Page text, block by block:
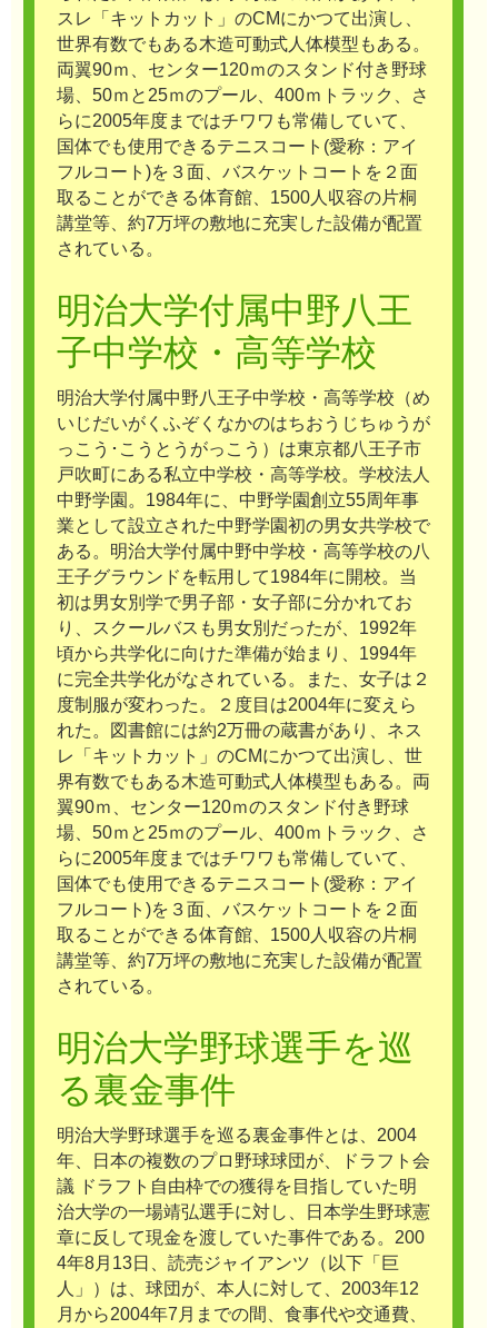
スレ「キットカット」のCMにかつて出演し、
世界有数でもある木造可動式人体模型もある。
両翼90ｍ、センター120ｍのスタンド付き野球
場、50ｍと25ｍのプール、400ｍトラック、さ
らに2005年度まではチワワも常備していて、
国体でも使用できるテニスコート(愛称：アイ
フルコート)を３面、バスケットコートを２面
取ることができる体育館、1500人収容の片桐
講堂等、約7万坪の敷地に充実した設備が配置
されている。
明治大学付属中野八王
子中学校・高等学校
明治大学付属中野八王子中学校・高等学校（め
いじだいがくふぞくなかのはちおうじちゅうが
っこう･こうとうがっこう）は東京都八王子市
戸吹町にある私立中学校・高等学校。学校法人
中野学園。1984年に、中野学園創立55周年事
業として設立された中野学園初の男女共学校で
ある。明治大学付属中野中学校・高等学校の八
王子グラウンドを転用して1984年に開校。当
初は男女別学で男子部・女子部に分かれてお
り、スクールバスも男女別だったが、1992年
頃から共学化に向けた準備が始まり、1994年
に完全共学化がなされている。また、女子は２
度制服が変わった。２度目は2004年に変えら
れた。図書館には約2万冊の蔵書があり、ネス
レ「キットカット」のCMにかつて出演し、世
界有数でもある木造可動式人体模型もある。両
翼90ｍ、センター120ｍのスタンド付き野球
場、50ｍと25ｍのプール、400ｍトラック、さ
らに2005年度まではチワワも常備していて、
国体でも使用できるテニスコート(愛称：アイ
フルコート)を３面、バスケットコートを２面
取ることができる体育館、1500人収容の片桐
講堂等、約7万坪の敷地に充実した設備が配置
されている。
明治大学野球選手を巡
る裏金事件
明治大学野球選手を巡る裏金事件とは、2004
年、日本の複数のプロ野球球団が、ドラフト会
議 ドラフト自由枠での獲得を目指していた明
治大学の一場靖弘選手に対し、日本学生野球憲
章に反して現金を渡していた事件である。200
4年8月13日、読売ジャイアンツ（以下「巨
人」）は、球団が、本人に対して、2003年12
月から2004年7月までの間、食事代や交通費、